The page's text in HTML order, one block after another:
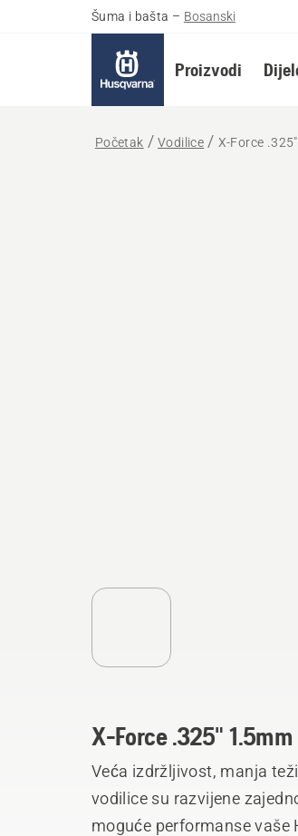
Šuma i bašta – Bosanski
Proizvodi
Početak Vodilice X-Force
X-Force .325" 1.5mm
Veća izdržljivost, manja
vodilice su razvijene
moguće performanse